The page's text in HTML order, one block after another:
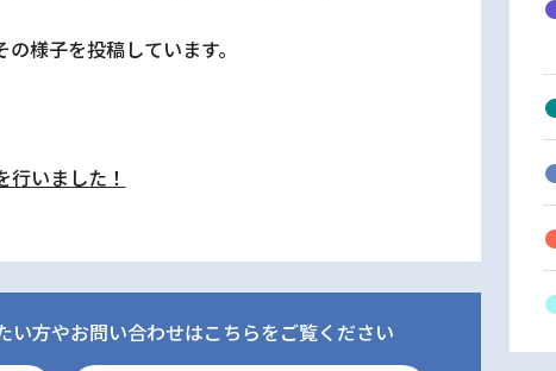
様子を投稿しています。
いました！
い方やお問い合わせはこちらをご覧ください